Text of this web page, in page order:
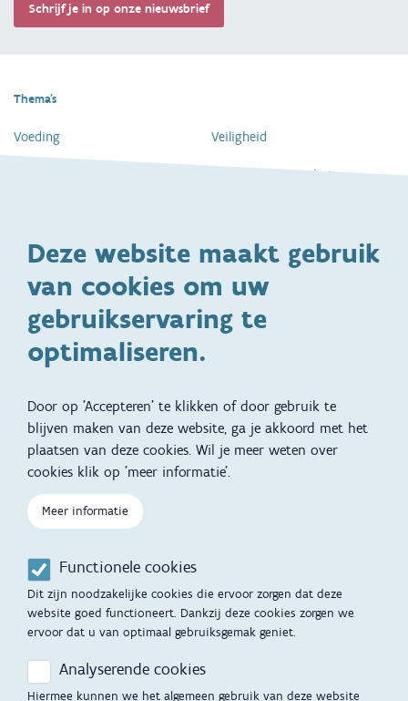
Deze website maakt gebruik
van cookies om uw
gebruikservaring te
optimaliseren.
Door op 'Accepteren' te klikken of door gebruik te
blijven maken van deze website, ga je akkoord met het
plaatsen van deze cookies. Wil je meer weten over
cookies klik op 'meer informatie'.
Meer informatie
Functionele cookies
Dit zijn noodzakelijke cookies die ervoor zorgen dat deze
website goed functioneert. Dankzij deze cookies zorgen we
ervoor dat u van optimaal gebruiksgemak geniet.
Analyserende cookies
Hiermee kunnen we het algemeen gebruik van deze website
Schrijf je in op onze nieuwsbrief
Thema's
Voeding
Ontwikkeling en gedrag
Specifieke
ondersteuningsbehoefte
Zwangerschap en geboorte
Slapen
Veiligheid
Dagelijkse verzorging
Gezinsleven
Adoptie
Kinderwens
Voet
Kind en Gezin diensten
Aanbod tijdens de
zwangerschap
Opvoedingsondersteuning
Kinderopvang
Hulp en contact
Vertalingen
Mijn Opgroeien